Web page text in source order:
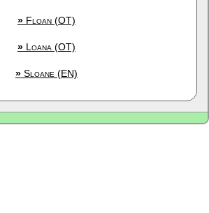
»Floan (OT)
»Loana (OT)
»Sloane (EN)